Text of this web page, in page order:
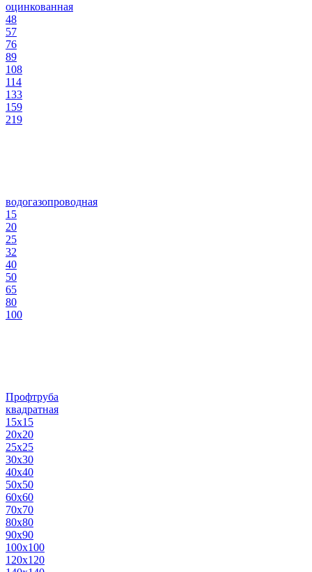
оцинкованная
48
57
76
89
108
114
133
159
219
водогазопроводная
15
20
25
32
40
50
65
80
100
Профтруба
квадратная
15х15
20х20
25х25
30х30
40х40
50х50
60х60
70х70
80х80
90х90
100х100
120х120